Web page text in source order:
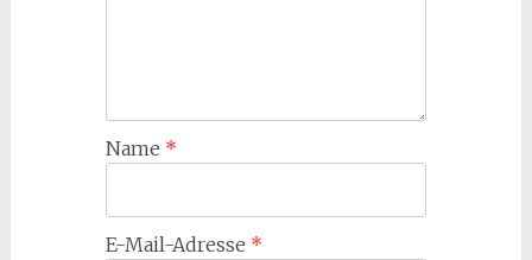
Name *
E-Mail-Adresse *